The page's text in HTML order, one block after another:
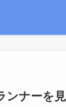
ンナーを